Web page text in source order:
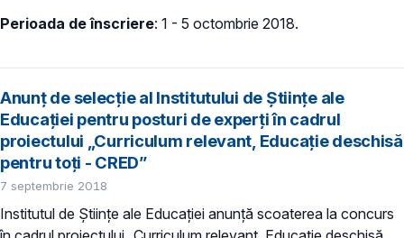
Perioada de înscriere: 1 - 5 octombrie 2018.
Anunț de selecție al Institutului de Științe ale
Educației pentru posturi de experți în cadrul
proiectului „Curriculum relevant, Educație deschisă
pentru toți - CRED”
7 septembrie 2018
Institutul de Științe ale Educației anunță scoaterea la concurs